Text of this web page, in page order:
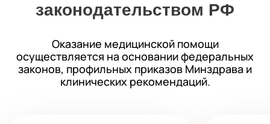
законодательством РФ
Оказание медицинской помощи
осуществляется на основании федеральных
законов, профильных приказов Минздрава и
клинических рекомендаций.